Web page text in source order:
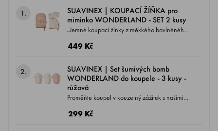
1.
SUAVINEX | KOUPACÍ ŽÍŇKA pro
miminko WONDERLAND - SET 2 kusy
Jemné koupací žínky z měkkého bavlněného
volně uschnout.
449 Kč
2.
SUAVINEX | Set šumivých bomb
WONDERLAND do koupele - 3 kusy -
růžová
Proměňte koupel v kouzelný zážitek s našimi
novými šumivými bombami do koupele bude
299 Kč